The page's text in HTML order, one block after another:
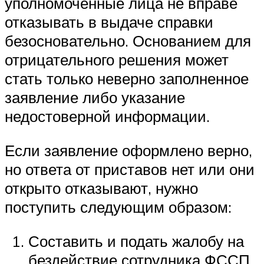
отказывать в выдаче справки
безосновательно. Основанием для
отрицательного решения может
стать только неверно заполненное
заявление либо указание
недостоверной информации.
Если заявление оформлено верно,
но ответа от приставов нет или они
открыто отказывают, нужно
поступить следующим образом:
Составить и подать жалобу на
бездействие сотрудника ФССП